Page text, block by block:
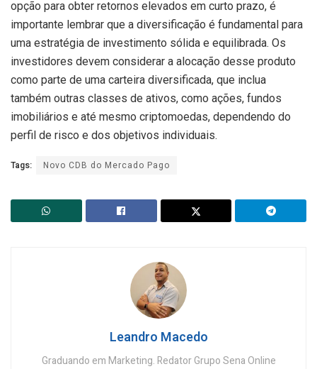
opção para obter retornos elevados em curto prazo, é
importante lembrar que a diversificação é fundamental para
uma estratégia de investimento sólida e equilibrada. Os
investidores devem considerar a alocação desse produto
como parte de uma carteira diversificada, que inclua
também outras classes de ativos, como ações, fundos
imobiliários e até mesmo criptomoedas, dependendo do
perfil de risco e dos objetivos individuais.
Tags: Novo CDB do Mercado Pago
Leandro Macedo
Graduando em Marketing. Redator Grupo Sena Online